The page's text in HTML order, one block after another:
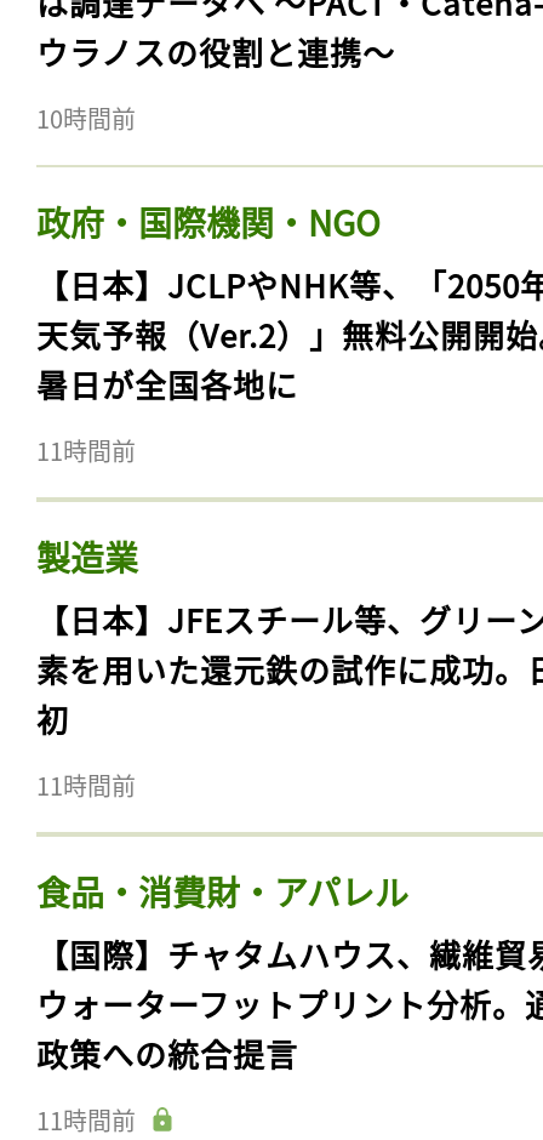
ウラノスの役割と連携〜
10時間前
政府・国際機関・NGO
【日本】JCLPやNHK等、「2050
天気予報（Ver.2）」無料公開開
暑日が全国各地に
11時間前
製造業
【日本】JFEスチール等、グリー
素を用いた還元鉄の試作に成功。
初
11時間前
食品・消費財・アパレル
【国際】チャタムハウス、繊維貿
ウォーターフットプリント分析。
政策への統合提言
11時間前